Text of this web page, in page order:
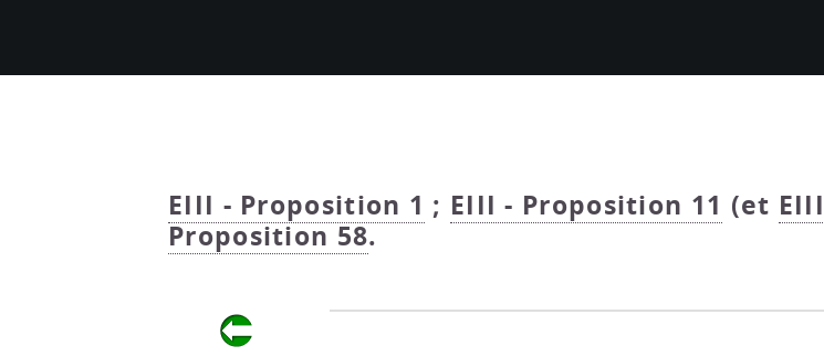
EIII - Proposition 1 ; EIII - Proposition 11 (et
Proposition 58.